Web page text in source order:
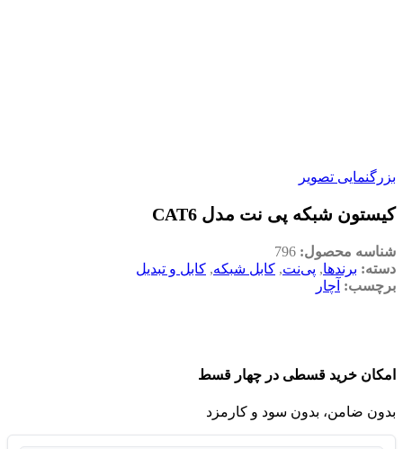
بزرگنمایی تصویر
کیستون شبکه پی نت مدل CAT6
شناسه محصول: 796
دسته: برندها, پی‌نت, کابل شبکه, کابل و تبدیل
برچسب: آچار
امکان خرید قسطی در چهار قسط
بدون ضامن، بدون سود و کارمزد